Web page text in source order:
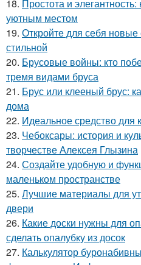
18. Простота и элегантность:
уютным местом
19. Откройте для себя новые
стильной
20. Брусовые войны: кто
тремя видами бруса
21. Брус или клееный брус:
дома
22. Идеальное средство для
23. Чебоксары: история и
творчестве Алексея Глызина
24. Создайте удобную и
маленьком пространстве
25. Лучшие материалы для
двери
26. Какие доски нужны для
сделать опалубку из досок
27. Калькулятор